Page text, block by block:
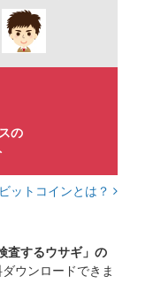
の
ビットコインとは？
査するウサギ」の
ウンロードできま